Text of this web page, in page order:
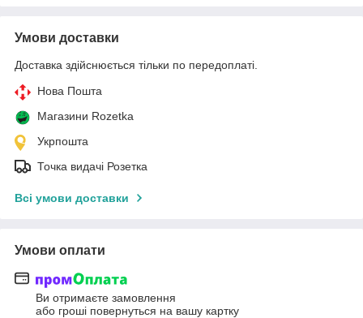
Умови доставки
Доставка здійснюється тільки по передоплаті.
Нова Пошта
Магазини Rozetka
Укрпошта
Точка видачі Розетка
Всі умови доставки
Умови оплати
Ви отримаєте замовлення
або гроші повернуться на вашу картку